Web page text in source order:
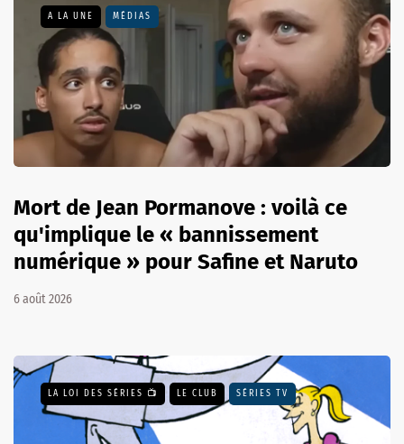
A LA UNE MÉDIAS
Mort de Jean Pormanove : voilà ce
qu'implique le « bannissement
numérique » pour Safine et Naruto
6 août 2026
LA LOI DES SÉRIES 📺 LE CLUB SÉRIES TV